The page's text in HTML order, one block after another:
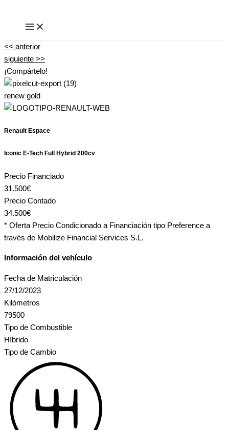
contenido
<< anterior
siguiente >>
¡Compártelo!
renew gold
Renault Espace
Iconic E-Tech Full Hybrid 200cv
Precio Financiado
31.500€
Precio Contado
34.500€
* Oferta Precio Condicionado a Financiación tipo Preference a
través de Mobilize Financial Services S.L.
Información del vehículo
Fecha de Matriculación
27/12/2023
Kilómetros
79500
Tipo de Combustible
Híbrido
Tipo de Cambio